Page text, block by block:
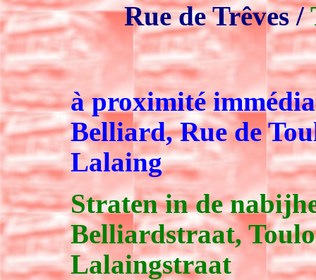
Rue de Trêves /
à proximité
Belliard, Rue de
Lalaing
Straten in de
Belliardstraat,
Lalaingstraat